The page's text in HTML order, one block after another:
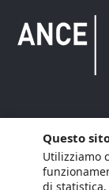
Copyright ©
Privacy
Questo
Utilizziamo
di